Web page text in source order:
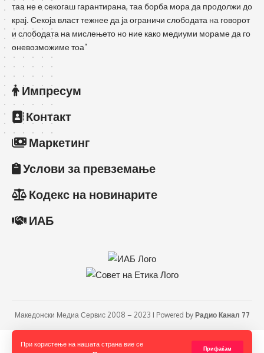
При користење на нашата страна вие се
Прифаќам
таа не е секогаш гарантирана, таа борба мора да продолжи до
крај. Секоја власт тежнее да ја ограничи слободата на говорот
и слободата на мислењето но ние како медиуми мораме да го
оневозможиме тоа”
Импресум
Контакт
Маркетинг
Услови за превземање
Кодекс на новинарите
ИАБ
Македонски Медиа Сервис 2008 – 2023 I Powered by Радио Канал 77